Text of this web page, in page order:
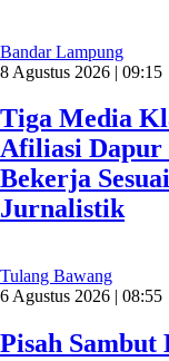
Bandar Lampung
8 Agustus 2026 | 09:15
Tiga Media
Afiliasi Dapur
Bekerja
Jurnalistik
Tulang Bawang
6 Agustus 2026 | 08:55
Pisah Sambut